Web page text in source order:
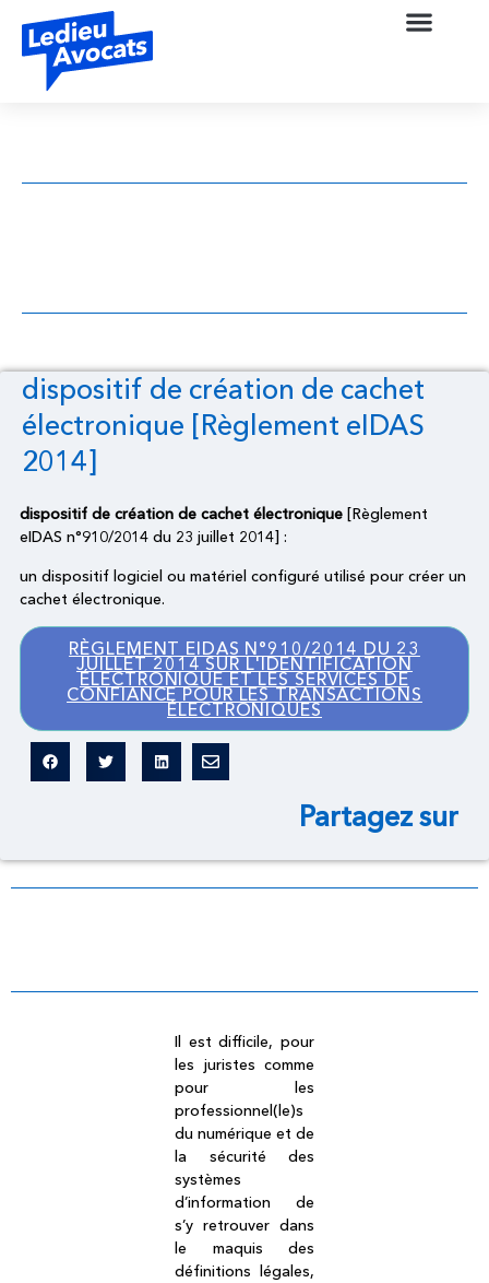
dispositif de création de cachet
électronique [Règlement eIDAS
2014]
dispositif de création de cachet électronique [Règlement
eIDAS n°910/2014 du 23 juillet 2014] :
un dispositif logiciel ou matériel configuré utilisé pour créer un
cachet électronique.
RÈGLEMENT EIDAS N°910/2014 DU 23
JUILLET 2014 SUR L'IDENTIFICATION
ÉLECTRONIQUE ET LES SERVICES DE
CONFIANCE POUR LES TRANSACTIONS
ÉLECTRONIQUES
Partagez sur
Il est difficile, pour
les juristes comme
pour les
professionnel(le)s
du numérique et de
la sécurité des
systèmes
d’information de
s’y retrouver dans
le maquis des
définitions légales,